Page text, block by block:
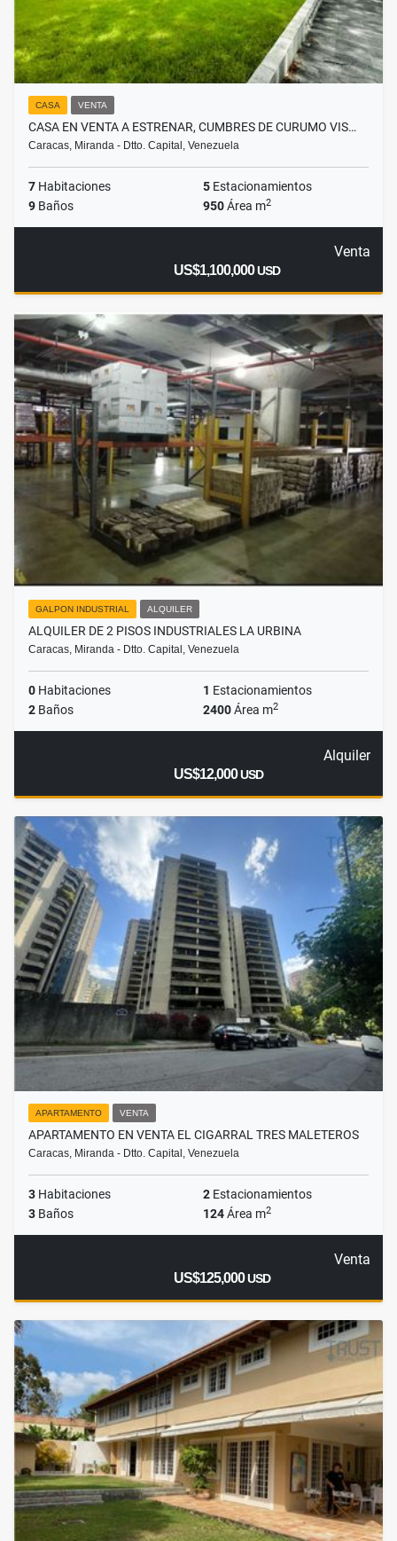
CASA VENTA
CASA EN VENTA A ESTRENAR, CUMBRES DE CURUMO VIS…
Caracas, Miranda - Dtto. Capital, Venezuela
7 Habitaciones 5 Estacionamientos
9 Baños 950Área m2
Venta
US$1,100,000USD
GALPON INDUSTRIAL ALQUILER
ALQUILER DE 2 PISOS INDUSTRIALES LA URBINA
Caracas, Miranda - Dtto. Capital, Venezuela
0 Habitaciones 1 Estacionamientos
2 Baños 2400Área m2
Alquiler
US$12,000USD
APARTAMENTO VENTA
APARTAMENTO EN VENTA EL CIGARRAL TRES MALETEROS
Caracas, Miranda - Dtto. Capital, Venezuela
3 Habitaciones 2 Estacionamientos
3 Baños 124Área m2
Venta
US$125,000USD